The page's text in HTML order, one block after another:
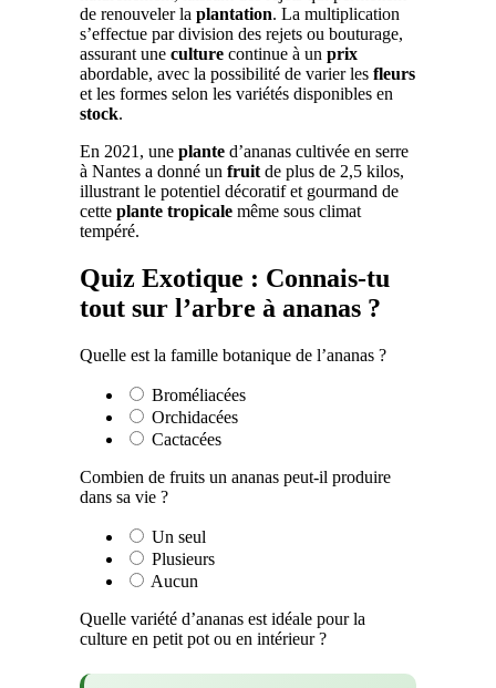
de renouveler la plantation. La multiplication
s’effectue par division des rejets ou bouturage,
assurant une culture continue à un prix
abordable, avec la possibilité de varier les fleurs
et les formes selon les variétés disponibles en
stock.
En 2021, une plante d’ananas cultivée en serre
à Nantes a donné un fruit de plus de 2,5 kilos,
illustrant le potentiel décoratif et gourmand de
cette plante tropicale même sous climat
tempéré.
Quiz Exotique : Connais-tu
tout sur l’arbre à ananas ?
Quelle est la famille botanique de l’ananas ?
Broméliacées
Orchidacées
Cactacées
Combien de fruits un ananas peut-il produire
dans sa vie ?
Un seul
Plusieurs
Aucun
Quelle variété d’ananas est idéale pour la
culture en petit pot ou en intérieur ?